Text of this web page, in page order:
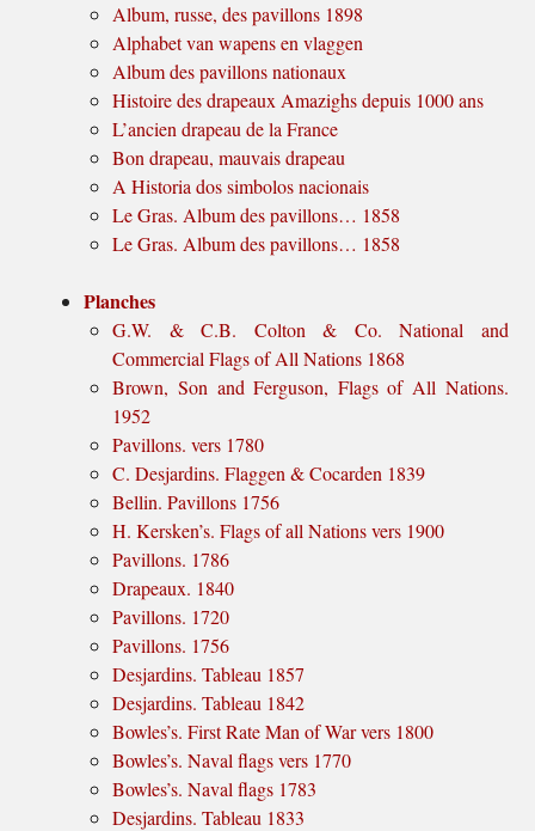
Album, russe, des pavillons 1898
Alphabet van wapens en vlaggen
Album des pavillons nationaux
Histoire des drapeaux Amazighs depuis 1000 ans
L’ancien drapeau de la France
Bon drapeau, mauvais drapeau
A Historia dos simbolos nacionais
Le Gras. Album des pavillons… 1858
Le Gras. Album des pavillons… 1858
Planches
G.W. & C.B. Colton & Co. National and
Commercial Flags of All Nations 1868
Brown, Son and Ferguson, Flags of All Nations.
1952
Pavillons. vers 1780
C. Desjardins. Flaggen & Cocarden 1839
Bellin. Pavillons 1756
H. Kersken’s. Flags of all Nations vers 1900
Pavillons. 1786
Drapeaux. 1840
Pavillons. 1720
Pavillons. 1756
Desjardins. Tableau 1857
Desjardins. Tableau 1842
Bowles’s. First Rate Man of War vers 1800
Bowles’s. Naval flags vers 1770
Bowles’s. Naval flags 1783
Desjardins. Tableau 1833